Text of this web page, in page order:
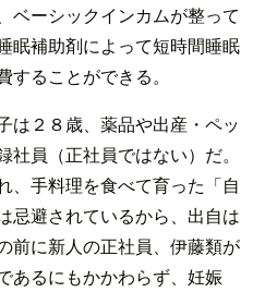
ベーシックインカムが整って
眠補助剤によって短時間睡眠
ることができる。
は２８歳、薬品や出産・ペッ
社員（正社員ではない）だ。
、手料理を食べて育った「自
忌避されているから、出自は
前に新人の正社員、伊藤類が
あるにもかかわらず、妊娠